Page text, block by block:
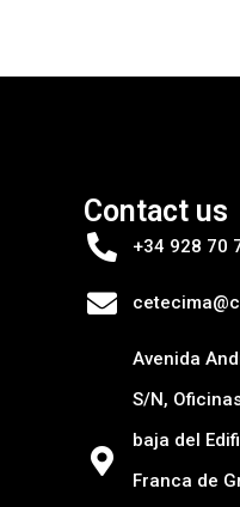
Contact us
+34 928 70
Avenida
S/N,
baja del
Franca de